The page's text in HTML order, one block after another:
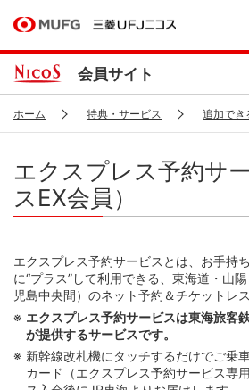
会員サイト
ホーム 特典・サービス 追加でき
エクスプレス予約サ
スEX会員）
エクスプレス予約サービスとは、お手持
に“プラス”して利用できる、東海道・山
児島中央間）のネット予約＆チケットレ
エクスプレス予約サービスは東海旅客
が提供するサービスです。
新幹線改札機にタッチするだけでご乗
カード（エクスプレス予約サービス専